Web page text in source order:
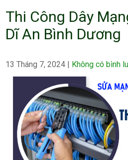
Thi Công Dây
Dĩ An Bình Dương
13 Tháng 7, 2024 | Không có bình